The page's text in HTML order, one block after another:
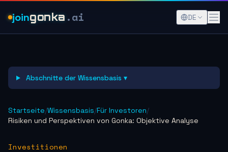
joingonka .ai DE
Abschnitte der Wissensbasis ▾
Startseite/Wissensbasis/Für Investoren/
Risiken und Perspektiven von Gonka: Objektive Analyse
Investitionen